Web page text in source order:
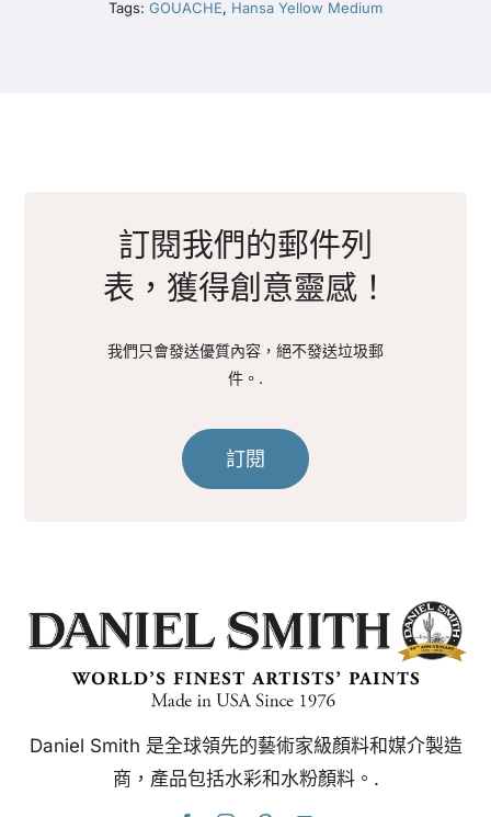
Tags: GOUACHE, Hansa Yellow Medium
訂閱我們的郵件列
表，獲得創意靈感！
我們只會發送優質內容，絕不發送垃圾郵
件。.
訂閱
Daniel Smith 是全球領先的藝術家級顏料和媒介製造
商，產品包括水彩和水粉顏料。.